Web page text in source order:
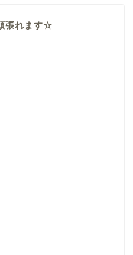
張れます☆